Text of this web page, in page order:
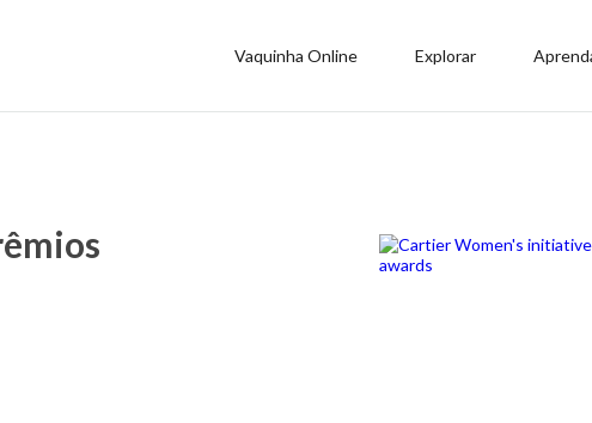
Vaquinha Online Explorar